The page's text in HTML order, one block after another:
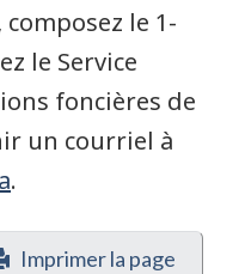
le 1-
le Service
foncières de
un courriel à
.
Imprimer la page